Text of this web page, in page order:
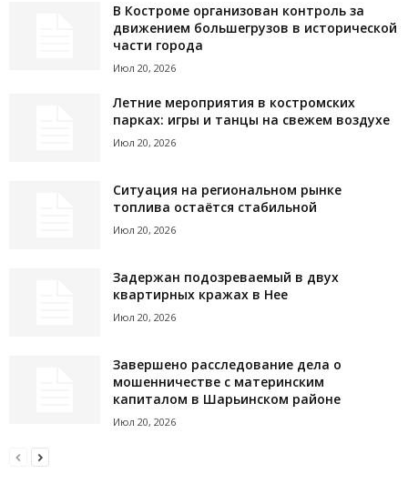
В Костроме организован контроль за
движением большегрузов в исторической
части города
Июл 20, 2026
Летние мероприятия в костромских
парках: игры и танцы на свежем воздухе
Июл 20, 2026
Ситуация на региональном рынке
топлива остаётся стабильной
Июл 20, 2026
Задержан подозреваемый в двух
квартирных кражах в Нее
Июл 20, 2026
Завершено расследование дела о
мошенничестве с материнским
капиталом в Шарьинском районе
Июл 20, 2026